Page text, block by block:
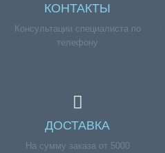
КОНТАКТЫ
Консультации специалиста по
телефону
ДОСТАВКА
На сумму заказа от 5000